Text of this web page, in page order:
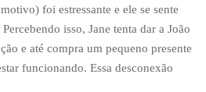
foi estressante e ele se sente
isso, Jane tenta dar a João
e até compra um pequeno presente
funcionando. Essa desconexão